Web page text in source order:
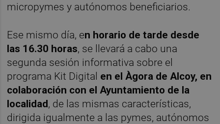
micropymes y autónomos beneficiarios.
Ese mismo día, en horario de tarde desde
las 16.30 horas, se llevará a cabo una
segunda sesión informativa sobre el
programa Kit Digital en el Àgora de Alcoy, en
colaboración con el Ayuntamiento de la
localidad, de las mismas características,
dirigida igualmente a las pymes, autónomos